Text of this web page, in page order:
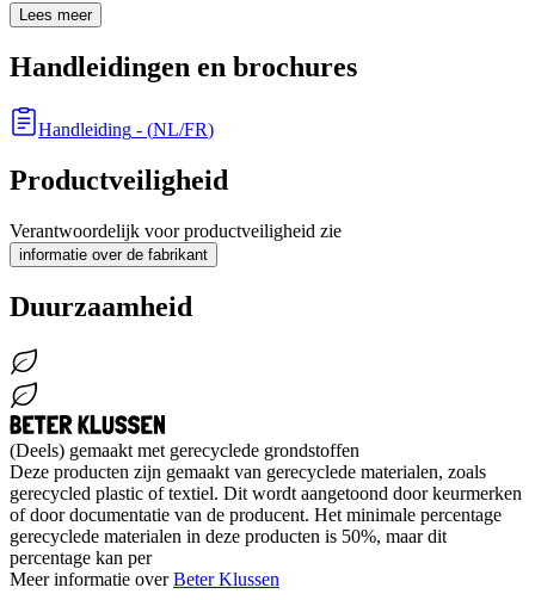
Lees meer
Handleidingen en brochures
Handleiding - (NL/FR)
Productveiligheid
Verantwoordelijk voor productveiligheid zie
informatie over de fabrikant
Duurzaamheid
(Deels) gemaakt met gerecyclede grondstoffen
Deze producten zijn gemaakt van gerecyclede materialen, zoals
gerecycled plastic of textiel. Dit wordt aangetoond door keurmerken
of door documentatie van de producent. Het minimale percentage
gerecyclede materialen in deze producten is 50%, maar dit
percentage kan per
Meer informatie overBeter Klussen